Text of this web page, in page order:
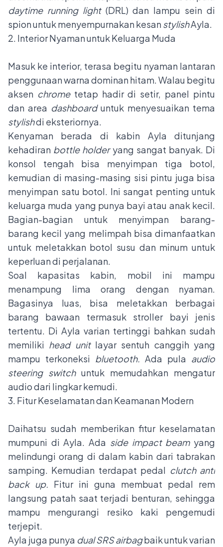
daytime running light(DRL) dan lampu sein di
spion untuk menyempurnakan kesanstylishAyla.
2. Interior Nyaman untuk Keluarga Muda
Masuk ke interior, terasa begitu nyaman lantaran
penggunaan warna dominan hitam. Walau begitu
aksen chrometetap hadir di setir, panel pintu
dan area dashboarduntuk menyesuaikan tema
stylishdi eksteriornya.
Kenyaman berada di kabin Ayla ditunjang
kehadiran bottle holderyang sangat banyak. Di
konsol tengah bisa menyimpan tiga botol,
kemudian di masing-masing sisi pintu juga bisa
menyimpan satu botol. Ini sangat penting untuk
keluarga muda yang punya bayi atau anak kecil.
Bagian-bagian untuk menyimpan barang-
barang kecil yang melimpah bisa dimanfaatkan
untuk meletakkan botol susu dan minum untuk
keperluan di perjalanan.
Soal kapasitas kabin, mobil ini mampu
menampung lima orang dengan nyaman.
Bagasinya luas, bisa meletakkan berbagai
barang bawaan termasuk stroller bayi jenis
tertentu. Di Ayla varian tertinggi bahkan sudah
memiliki head unitlayar sentuh canggih yang
mampu terkoneksi bluetooth. Ada pula audio
steering switchuntuk memudahkan mengatur
audio dari lingkar kemudi.
3. Fitur Keselamatan dan Keamanan Modern
Daihatsu sudah memberikan fitur keselamatan
mumpuni di Ayla. Ada side impact beamyang
melindungi orang di dalam kabin dari tabrakan
samping. Kemudian terdapat pedal clutch anti
back up. Fitur ini guna membuat pedal rem
langsung patah saat terjadi benturan, sehingga
mampu mengurangi resiko kaki pengemudi
terjepit.
Ayla juga punya dual SRS airbagbaik untuk varian